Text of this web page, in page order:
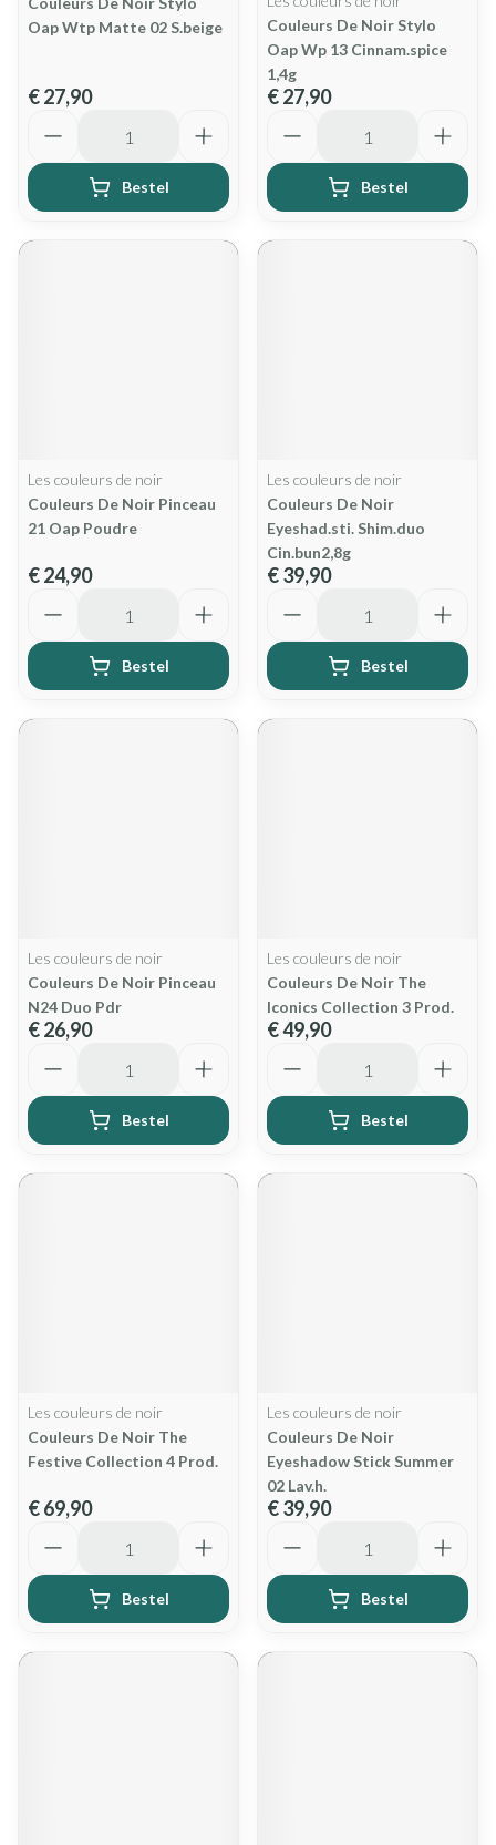
Oap Wtp Matte 02 S.beige
€ 27,90
Bestel
Couleurs De Noir Stylo
Oap Wp 13 Cinnam.spice
1,4g
€ 27,90
Bestel
Les couleurs de noir
Couleurs De Noir Pinceau
21 Oap Poudre
€ 24,90
Bestel
Les couleurs de noir
Couleurs De Noir
Eyeshad.sti. Shim.duo
Cin.bun2,8g
€ 39,90
Bestel
Les couleurs de noir
Couleurs De Noir Pinceau
N24 Duo Pdr
€ 26,90
Bestel
Les couleurs de noir
Couleurs De Noir The
Iconics Collection 3 Prod.
€ 49,90
Bestel
Les couleurs de noir
Couleurs De Noir The
Festive Collection 4 Prod.
€ 69,90
Bestel
Les couleurs de noir
Couleurs De Noir
Eyeshadow Stick Summer
02 Lav.h.
€ 39,90
Bestel